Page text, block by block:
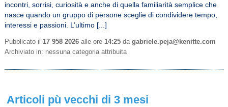
incontri, sorrisi, curiosità e anche di quella familiarità semplice che
nasce quando un gruppo di persone sceglie di condividere tempo,
interessi e passioni. L’ultimo [...]
Pubblicato il 17 958 2026 alle ore 14:25 da gabriele.peja@kenitte.com
Archiviato in: nessuna categoria attribuita
Articoli pù vecchi di 3 mesi